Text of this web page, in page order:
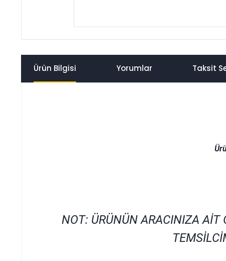
Ürün Bilgisi Yorumlar Taksit
NOT: ÜRÜNÜN ARACINIZA